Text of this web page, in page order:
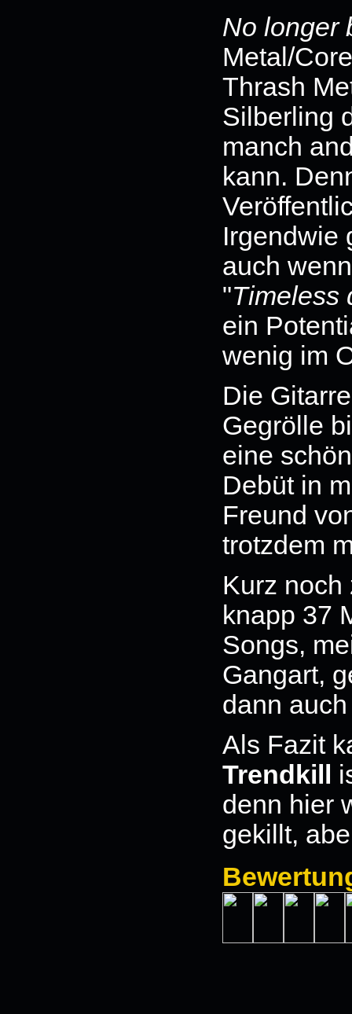
No longer
Metal/
Thrash
Silberling
manch
kann.
Irgendwie
auch
"Timeless
ein
wenig im
Die
Gegrölle
eine
Debüt in
Freund
trotzdem
Kurz noch
knapp 37
Songs,
Gangart,
dann
Als Fazit
Trendkill
denn hier
gekillt,